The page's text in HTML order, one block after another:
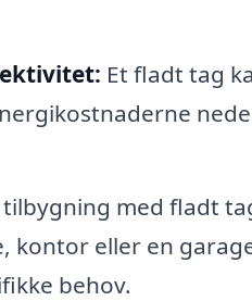
Et fladt tag
tilbygning med fladt
kontor eller en
behov.